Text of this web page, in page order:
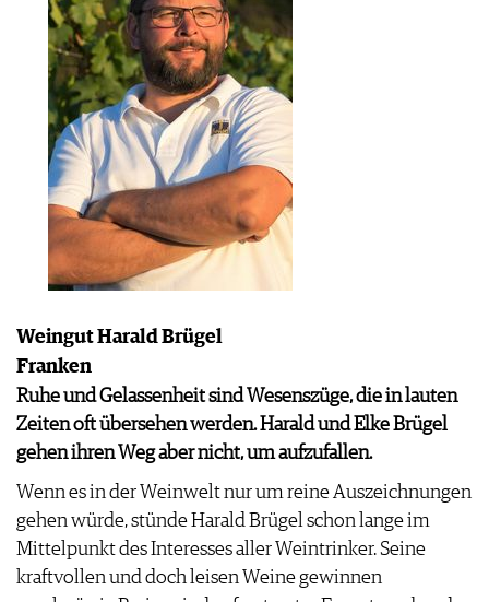
Weingut Harald Brügel
Franken
Ruhe und Gelassenheit sind Wesenszüge, die in lauten
Zeiten oft übersehen werden. Harald und Elke Brügel
gehen ihren Weg aber nicht, um aufzufallen.
Wenn es in der Weinwelt nur um reine Auszeichnungen
gehen würde, stünde Harald Brügel schon lange im
Mittelpunkt des Interesses aller Weintrinker. Seine
kraftvollen und doch leisen Weine gewinnen